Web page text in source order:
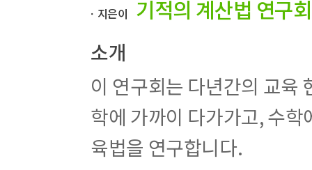
ACT 31 삼각비 활용 5
ACT 33 원의 중심과 수직이등분선
ACT 34 현의 길이
ACT 35 원의 접선의 길이
ACT 36 삼각형의 내접원
ACT 37 외접사각형의 성질
ACT 38 원주각과 중심각의 크기
ACT 39 원주각의 성질
ACT 40 원주각의 크기와 호의 길이
ㆍ지은이 기적의 계산법 연구회
소개
이 연구회는 다년간의 교육
학에 가까이 다가가고, 수
육법을 연구합니다.